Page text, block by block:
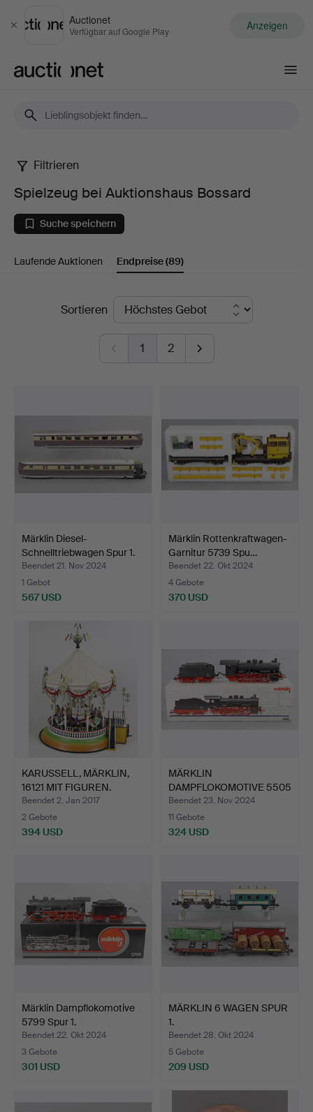
Schließen
Auctionet
Verfügbar auf Google Play Anzeigen
Spielzeug
bei
Auktionshaus
Bossard
Filtrieren
Spielzeug bei Auktionshaus Bossard
Suche speichern
Laufende Auktionen Endpreise(89)
EndpreiseSortieren
1 2
Märklin Diesel-
Schnelltriebwagen Spur 1.
Beendet 21. Nov 2024
1 Gebot
567 USD
Märklin Rottenkraftwagen-
Garnitur 5739 Spu…
Beendet 22. Okt 2024
4 Gebote
370 USD
KARUSSELL, MÄRKLIN,
16121 MIT FIGUREN.
Beendet 2. Jan 2017
2 Gebote
394 USD
MÄRKLIN
DAMPFLOKOMOTIVE 5505
SPUR 1.
Beendet 23. Nov 2024
11 Gebote
324 USD
Märklin Dampflokomotive
5799 Spur 1.
Beendet 22. Okt 2024
3 Gebote
301 USD
MÄRKLIN 6 WAGEN SPUR
1.
Beendet 28. Okt 2024
5 Gebote
209 USD